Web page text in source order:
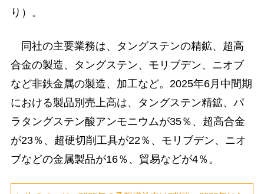
り）。
同社の主要業務は、タングステンの精鉱、超高
合金の製造、タングステン、モリブデン、ニオブ
など非鉄金属の製造、加工など。2025年6月中間期
における製品別売上高は、タングステン精鉱、パ
ラタングステン酸アンモニウムが35％、超高合金
が23％、超硬切削工具が22％、モリブデン、ニオ
ブなどの金属製品が16％、貿易などが4％。